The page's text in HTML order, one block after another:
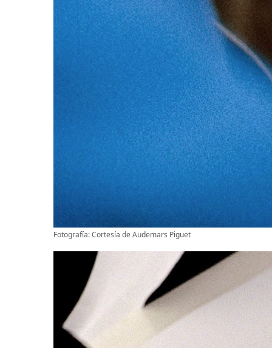
Fotografía: Cortesía de Audemars Piguet